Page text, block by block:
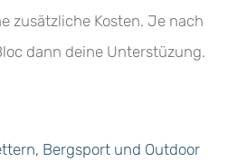
zusätzliche Kosten. Je nach
dann deine Unterstüzung.